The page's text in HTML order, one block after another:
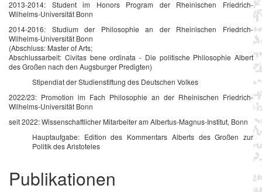
2013-2014: Student im Honors Program der Rheinischen Friedrich-
Wilhelms-Universität Bonn
2014-2016: Studium der Philosophie an der Rheinischen Friedrich-
Wilhelms-Universität Bonn
(Abschluss: Master of Arts;
Abschlussarbeit: Civitas bene ordinata - Die politische Philosophie Albert
des Großen nach den Augsburger Predigten)
Stipendiat der Studienstiftung des Deutschen Volkes
2022/23: Promotion im Fach Philosophie an der Rheinischen Friedrich-
Wilhelms-Universität Bonn
seit 2022: Wissenschaftlicher Mitarbeiter am Albertus-Magnus-Institut, Bonn
Hauptaufgabe: Edition des Kommentars Alberts des Großen zur
Politik des Aristoteles
Publikationen